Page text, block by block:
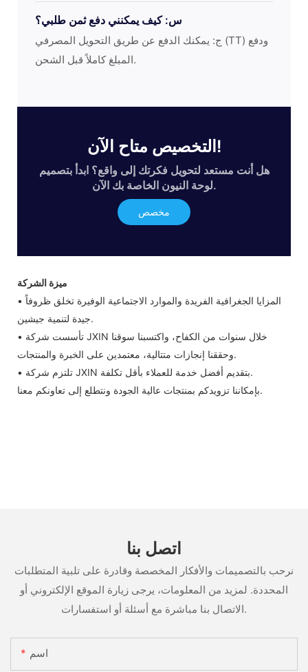
س: كيف يمكنني دفع ثمن طلبي؟
ج: يمكنك الدفع عن طريق التحويل المصرفي (TT) ودفع
المبلغ كاملاً قبل الشحن.
التخصيص متاح الآن!
هل أنت مستعد لتحويل فكرتك إلى واقع؟ ابدأ بتصميم
لوحة النيون الخاصة بك الآن.
مخصص
ميزة الشركة
• المزايا الجغرافية الفريدة والموارد الاجتماعية الوفيرة تخلق ظروفاً
جيدة لتنمية جيشين.
• تأسست شركة JXIN خلال سنوات من الكفاح، واكتسبنا سوقنا
وحققنا إنجازات متتالية، معتمدين على الخبرة والمنتجات.
• تلتزم شركة JXIN بتقديم أفضل خدمة للعملاء بأقل تكلفة.
بإمكاننا تزويدكم بمنتجات عالية الجودة ونتطلع إلى تعاونكم معنا.
اتصل بنا
نرحب بالتصميمات والأفكار المخصصة وقادرة على تلبية المتطلبات
المحددة. لمزيد من المعلومات، يرجى زيارة الموقع الإلكتروني أو
الاتصال بنا مباشرة مع أسئلة أو استفسارات.
اسم